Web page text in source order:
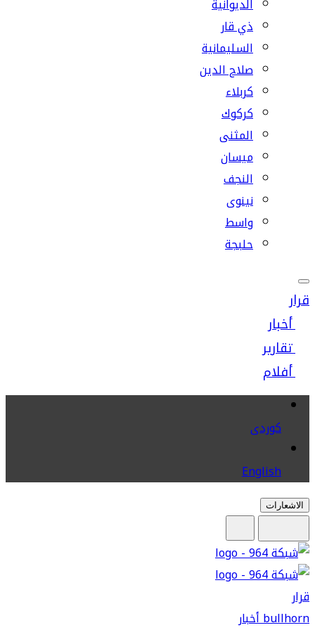
الديوانية
ذي قار
السليمانية
صلاح الدين
كربلاء
كركوك
المثنى
ميسان
النجف
نينوى
واسط
حلبجة
قرار
أخبار
تقارير
أفلام
كوردى
English
الاشعارات
قرار
bullhornأخبار